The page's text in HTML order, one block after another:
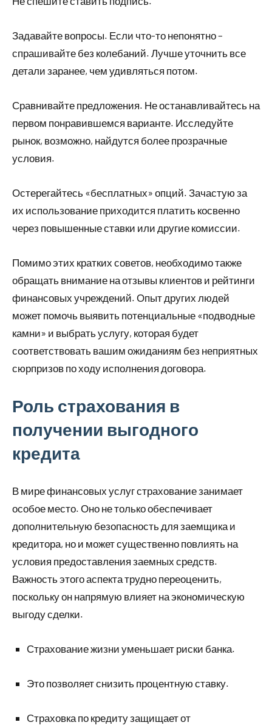
Задавайте вопросы. Если что-то непонятно –
спрашивайте без колебаний. Лучше уточнить все
детали заранее, чем удивляться потом.
Сравнивайте предложения. Не останавливайтесь на
первом понравившемся варианте. Исследуйте
рынок, возможно, найдутся более прозрачные
условия.
Остерегайтесь «бесплатных» опций. Зачастую за
их использование приходится платить косвенно
через повышенные ставки или другие комиссии.
Помимо этих кратких советов, необходимо также
обращать внимание на отзывы клиентов и рейтинги
финансовых учреждений. Опыт других людей
может помочь выявить потенциальные «подводные
камни» и выбрать услугу, которая будет
соответствовать вашим ожиданиям без неприятных
сюрпризов по ходу исполнения договора.
Роль страхования в
получении выгодного
кредита
В мире финансовых услуг страхование занимает
особое место. Оно не только обеспечивает
дополнительную безопасность для заемщика и
кредитора, но и может существенно повлиять на
условия предоставления заемных средств.
Важность этого аспекта трудно переоценить,
поскольку он напрямую влияет на экономическую
выгоду сделки.
Страхование жизни уменьшает риски банка.
Это позволяет снизить процентную ставку.
Страховка по кредиту защищает от